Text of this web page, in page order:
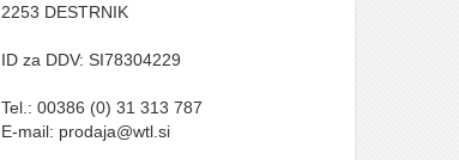
2253 DESTRNIK
ID za DDV: SI78304229
Tel.: 00386 (0) 31 313 787
E-mail: prodaja@wtl.si